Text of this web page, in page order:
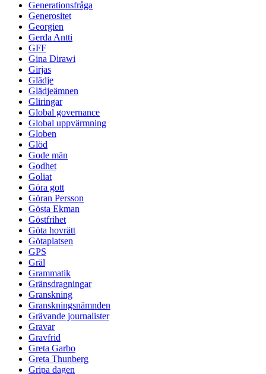
Generationsfråga
Generositet
Georgien
Gerda Antti
GFF
Gina Dirawi
Girjas
Glädje
Glädjeämnen
Gliringar
Global governance
Global uppvärmning
Globen
Glöd
Gode män
Godhet
Goliat
Göra gott
Göran Persson
Gösta Ekman
Göstfrihet
Göta hovrätt
Götaplatsen
GPS
Gräl
Grammatik
Gränsdragningar
Granskning
Granskningsnämnden
Grävande journalister
Gravar
Gravfrid
Greta Garbo
Greta Thunberg
Gripa dagen